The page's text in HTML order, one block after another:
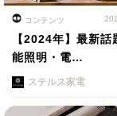
コンテンツ
【2024年】最新話
能照明・電…
ステルス家電